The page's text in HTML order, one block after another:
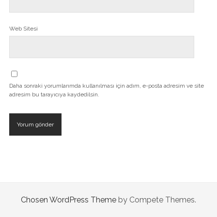
Web Sitesi
Daha sonraki yorumlarımda kullanılması için adım, e-posta adresim ve site
adresim bu tarayıcıya kaydedilsin.
Chosen WordPress Theme by Compete Themes.